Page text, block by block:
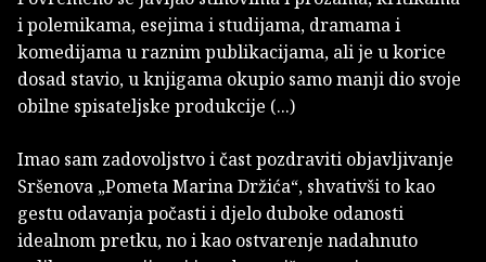
i polemikama, esejima i studijama, dramama i
komedijama u raznim publikacijama, ali je u korice
dosad stavio, u knjigama okupio samo manji dio svoje
obilne spisateljske produkcije (...)
Imao sam zadovoljstvo i čast pozdraviti objavljivanje
Sršenova „Pometa Marina Držića“, shvativši to kao
gestu odavanja počasti i djelo duboke odanosti
idealnom pretku, no i kao ostvarenje nadahnuto